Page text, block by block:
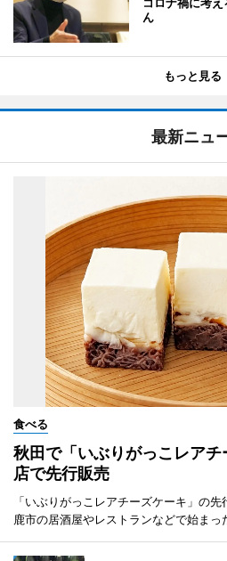
ん
もっと見る
最新ニュ
食べる
秋田で「いぶりがっこレア
店で先行販売
「いぶりがっこレアチーズケーキ」の
鹿市の居酒屋やレストランなどで始まっ